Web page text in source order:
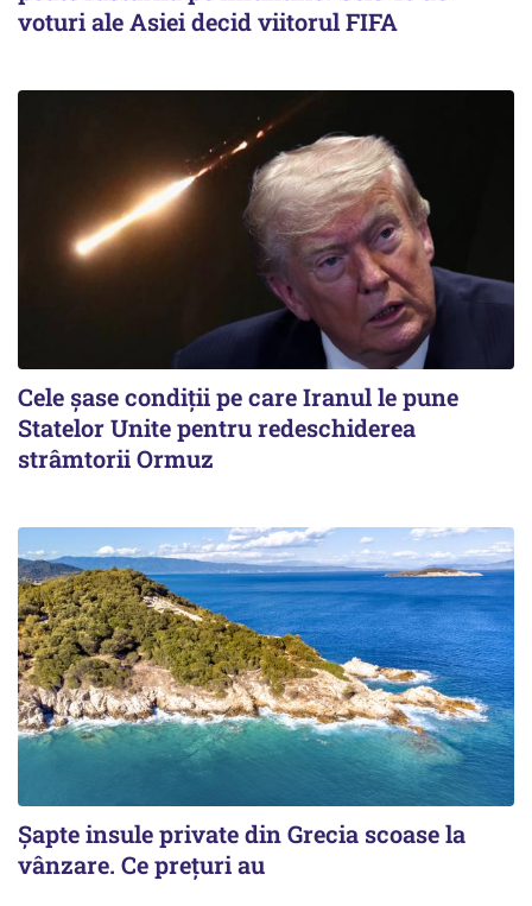
voturi ale Asiei decid viitorul FIFA
Cele șase condiții pe care Iranul le pune
Statelor Unite pentru redeschiderea
strâmtorii Ormuz
Șapte insule private din Grecia scoase la
vânzare. Ce prețuri au